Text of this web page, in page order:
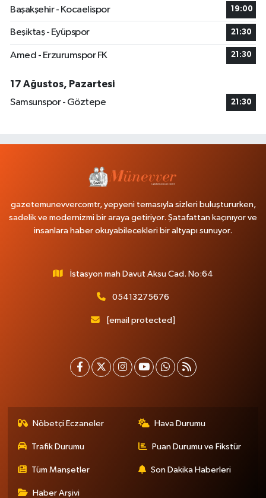
Başakşehir - Kocaelispor
19:00
Beşiktaş - Eyüpspor 21:30
Amed - Erzurumspor FK 21:30
17 Ağustos, Pazartesi
Samsunspor - Göztepe
21:30
gazetemunevvercomtr, yepyeni temasıyla sizleri buluştururken,
sadelik ve modernizmi bir araya getiriyor. Şatafattan kaçınıyor ve
insanlara haber okuyabilecekleri bir altyapı sunuyor.
İstasyon mah Davut Aksu Cad. No:64
05413275676
[email protected]
Nöbetçi Eczaneler Hava Durumu
Trafik Durumu Puan Durumu ve Fikstür
Tüm Manşetler Son Dakika Haberleri
Haber Arşivi